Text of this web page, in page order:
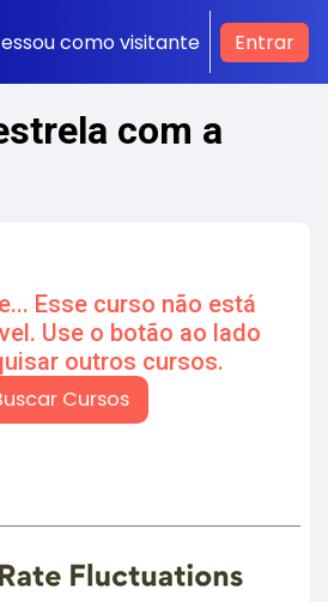
como visitante Entrar
com a
Esse curso não está
Use o botão ao lado
outros cursos.
Cursos